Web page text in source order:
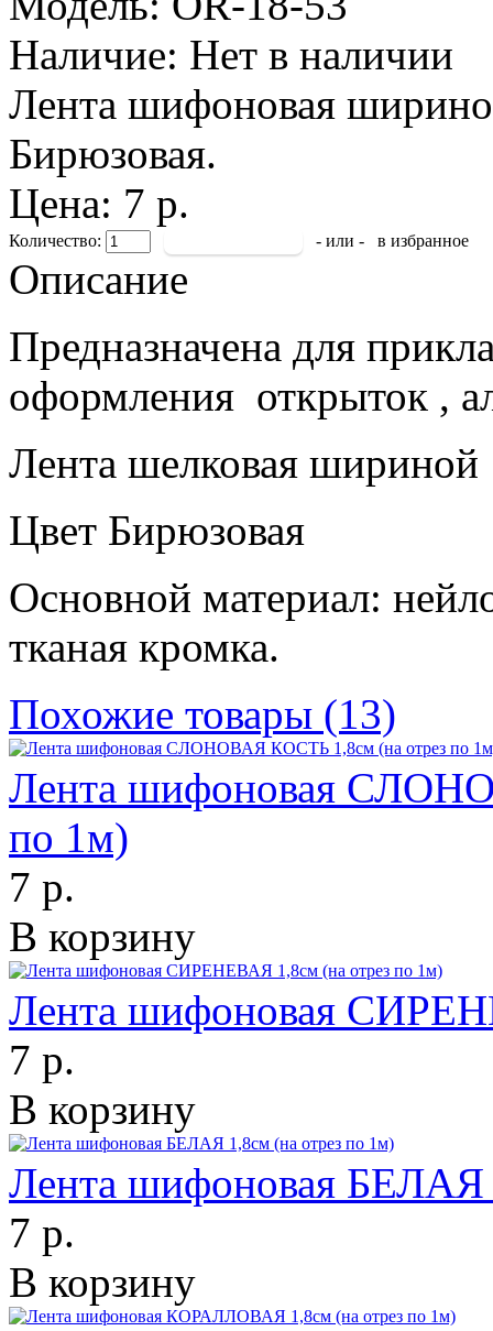
Наличие: Нет в наличии
Лента шифоновая
Бирюзовая.
Цена: 7 р.
Количество: - или - в избранное
Описание
Предназначена для
оформления открыток ,
Лента шелковая
Цвет Бирюзовая
Основной материал:
тканая кромка.
Похожие товары (13)
Лента шифоновая
по 1м)
7 р.
В корзину
Лента шифоновая
7 р.
В корзину
Лента шифоновая БЕЛАЯ
7 р.
В корзину